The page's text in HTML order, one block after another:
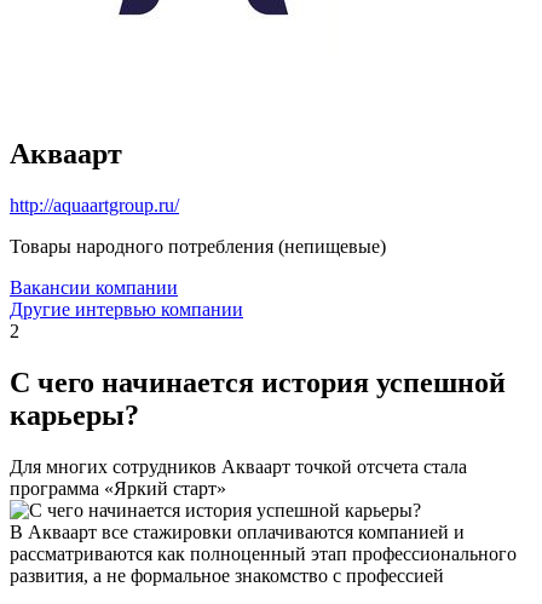
Акваарт
http://aquaartgroup.ru/
Товары народного потребления (непищевые)
Вакансии компании
Другие интервью компании
2
С чего начинается история успешной
карьеры?
Для многих сотрудников Акваарт точкой отсчета стала
программа «Яркий старт»
В Акваарт все стажировки оплачиваются компанией и
рассматриваются как полноценный этап профессионального
развития, а не формальное знакомство с профессией